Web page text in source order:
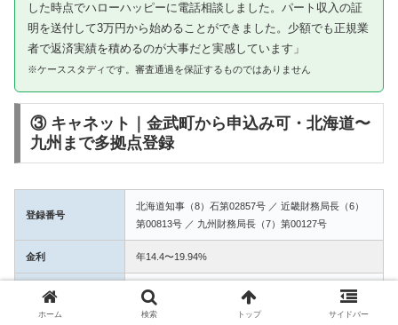
した時点でハローハッピーに電話相談しました。パート収入の証
明を送付して3万円から始めることができました。少額でも正規業
者で返済実績を積めるのが大事だと実感しています」
※ケーススタディです。審査通過を保証するものではありません
③ キャネット｜金武町から申込み可・北海道〜
九州まで多拠点登録
登録番号
北海道知事（8）石第02857号 ／ 近畿財務局長（6）
第00813号 ／ 九州財務局長（7）第00127号
金利 年14.4〜19.94%
融資額 1万〜50万円
ホーム 検索 トップ サイドバー